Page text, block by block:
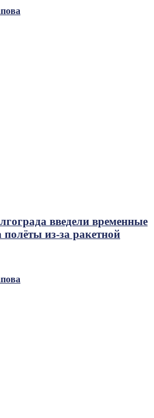
введели временные
из-за ракетной